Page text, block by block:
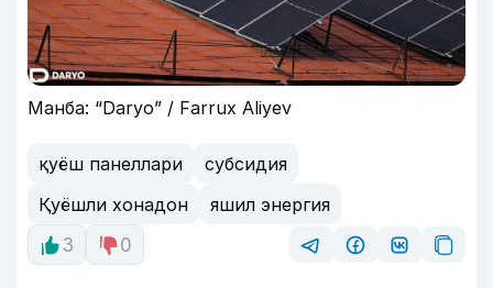
Манба: “Daryo” / Farrux Aliyev
қуёш панеллари
субсидия
Қуёшли хонадон
яшил энергия
3
0